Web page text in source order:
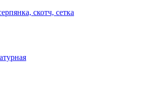
скотч, сетка